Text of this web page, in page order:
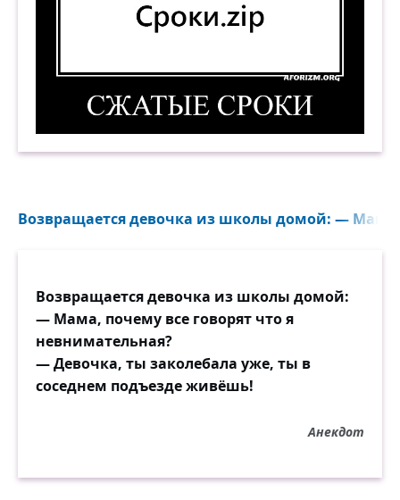
Возвращается девочка из школы домой: — Мама,
Возвращается девочка из школы домой:
— Мама, почему все говорят что я
невнимательная?
— Девочка, ты заколебала уже, ты в
соседнем подъезде живёшь!
Анекдот